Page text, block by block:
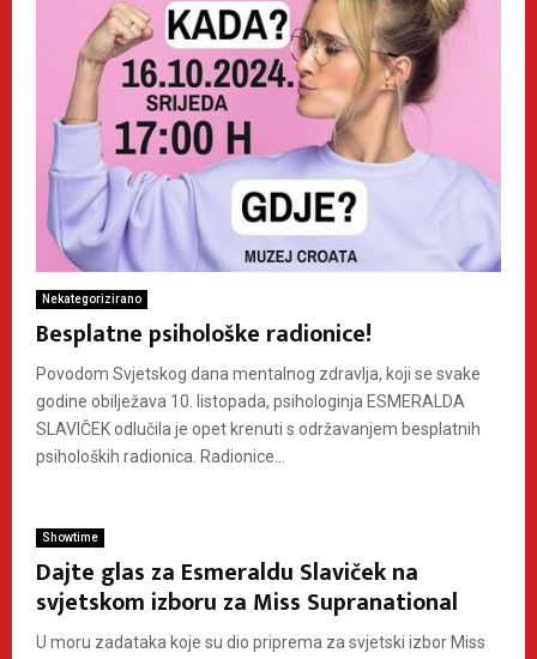
Nekategorizirano
Besplatne psihološke radionice!
Povodom Svjetskog dana mentalnog zdravlja, koji se svake
godine obilježava 10. listopada, psihologinja ESMERALDA
SLAVIČEK odlučila je opet krenuti s održavanjem besplatnih
psiholoških radionica. Radionice...
Showtime
Dajte glas za Esmeraldu Slaviček na
svjetskom izboru za Miss Supranational
U moru zadataka koje su dio priprema za svjetski izbor Miss